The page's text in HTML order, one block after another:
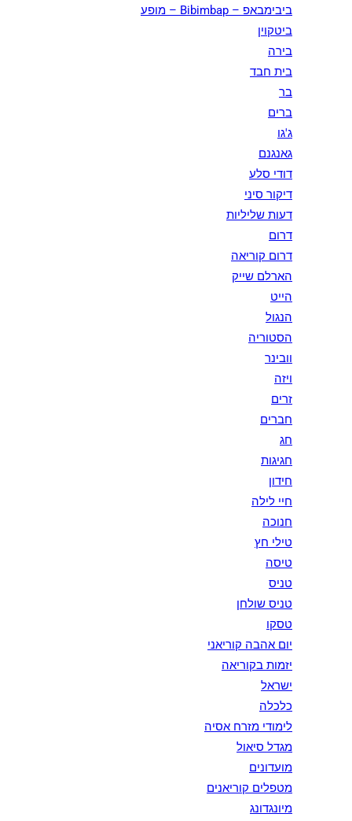
ביבימבאפ – Bibimbap – מופע
ביטקוין
בירה
בית חבד
בר
ברים
ג'גו
גאנגנם
דודי סלע
דיקור סיני
דעות שליליות
דרום
דרום קוריאה
הארלם שייק
הייט
הנגול
הסטוריה
וובינר
ויזה
זרים
חברים
חג
חגיגות
חידון
חיי לילה
חנוכה
טילי חץ
טיסה
טניס
טניס שולחן
טסקו
יום אהבה קוריאני
יזמות בקוריאה
ישראל
כלכלה
לימודי מזרח אסיה
מגדל סיאול
מועדונים
מטפלים קוריאנים
מיונגדונג